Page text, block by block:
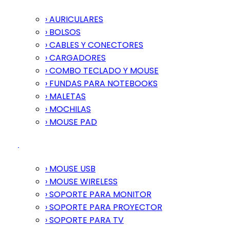
› AURICULARES
› BOLSOS
› CABLES Y CONECTORES
› CARGADORES
› COMBO TECLADO Y MOUSE
› FUNDAS PARA NOTEBOOKS
› MALETAS
› MOCHILAS
› MOUSE PAD
› MOUSE USB
› MOUSE WIRELESS
› SOPORTE PARA MONITOR
› SOPORTE PARA PROYECTOR
› SOPORTE PARA TV